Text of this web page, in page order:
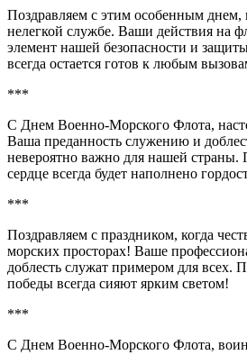
Поздравляем с этим особенным
нелегкой службе. Ваши действия на
элемент нашей безопасности и
всегда остается готов к любым
***
С Днем Военно-Морского Флота,
Ваша преданность служению и
невероятно важно для нашей страны.
сердце всегда будет наполнено
***
Поздравляем с праздником, когда
морских просторах! Ваше
доблесть служат примером для всех.
победы всегда сияют ярким светом!
***
С Днем Военно-Морского Флота,